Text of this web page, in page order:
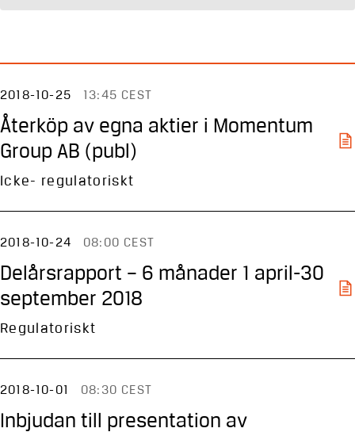
2018-10-25 13:45 CEST
Återköp av egna aktier i Momentum
Group AB (publ)
Icke- regulatoriskt
2018-10-24 08:00 CEST
Delårsrapport – 6 månader 1 april-30
september 2018
Regulatoriskt
2018-10-01 08:30 CEST
Inbjudan till presentation av